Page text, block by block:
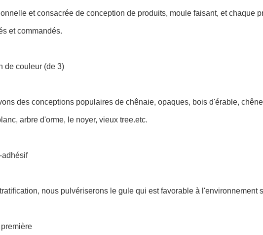
et consacrée de conception de produits, moule faisant, et chaque
et commandés.
de couleur (de 3)
des conceptions populaires de chênaie, opaques, bois d'érable,
arbre d'orme, le noyer, vieux tree.etc.
adhésif
nous pulvériserons le gule qui est favorable à l'environnement